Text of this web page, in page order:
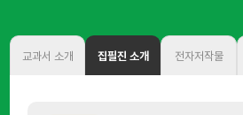
교과서 소개 집필진 소개 전자저작물